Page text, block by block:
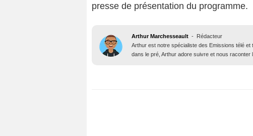
presse de présentation du programme.
Arthur Marchesseault - Rédacteur
Arthur est notre spécialiste des Emissions télé
dans le pré, Arthur adore suivre et nous raconter